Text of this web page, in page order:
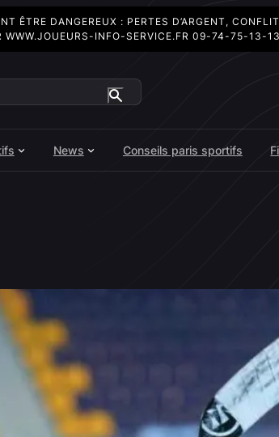
ÊTRE DANGEREUX : PERTES D’ARGENT,
WWW.JOUEURS-INFO-SERVICE.FR 09-74-75-13-13
News Conseils paris sportifs